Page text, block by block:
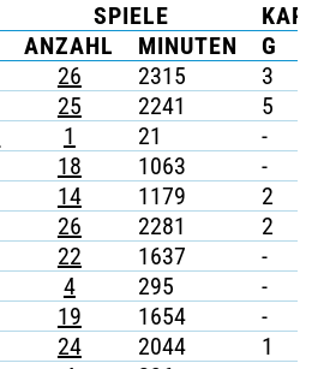
SPIELE
ANZAHL MINUTEN G
26 2315 3
25 2241 5
1 21 -
18 1063 -
14 1179 2
26 2281 2
22 1637 -
4 295 -
19 1654 -
24 2044 1